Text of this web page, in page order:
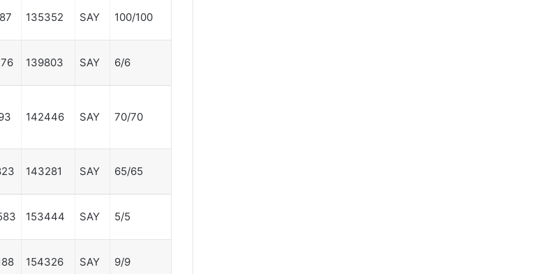
135352 SAY 100/100
139803 SAY 6/6
142446 SAY 70/70
143281 SAY 65/65
153444 SAY 5/5
154326 SAY 9/9